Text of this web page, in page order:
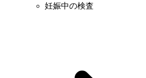
妊娠中の検査